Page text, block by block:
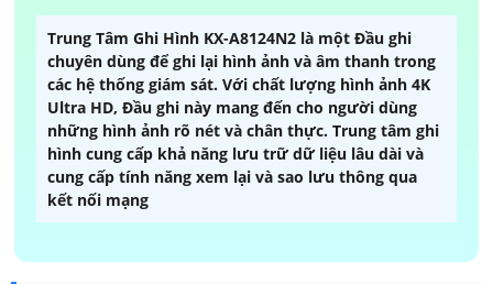
Trung Tâm Ghi Hình KX-A8124N2 là một Đầu ghi
chuyên dùng để ghi lại hình ảnh và âm thanh trong
các hệ thống giám sát. Với chất lượng hình ảnh 4K
Ultra HD, Đầu ghi này mang đến cho người dùng
những hình ảnh rõ nét và chân thực. Trung tâm ghi
hình cung cấp khả năng lưu trữ dữ liệu lâu dài và
cung cấp tính năng xem lại và sao lưu thông qua
kết nối mạng